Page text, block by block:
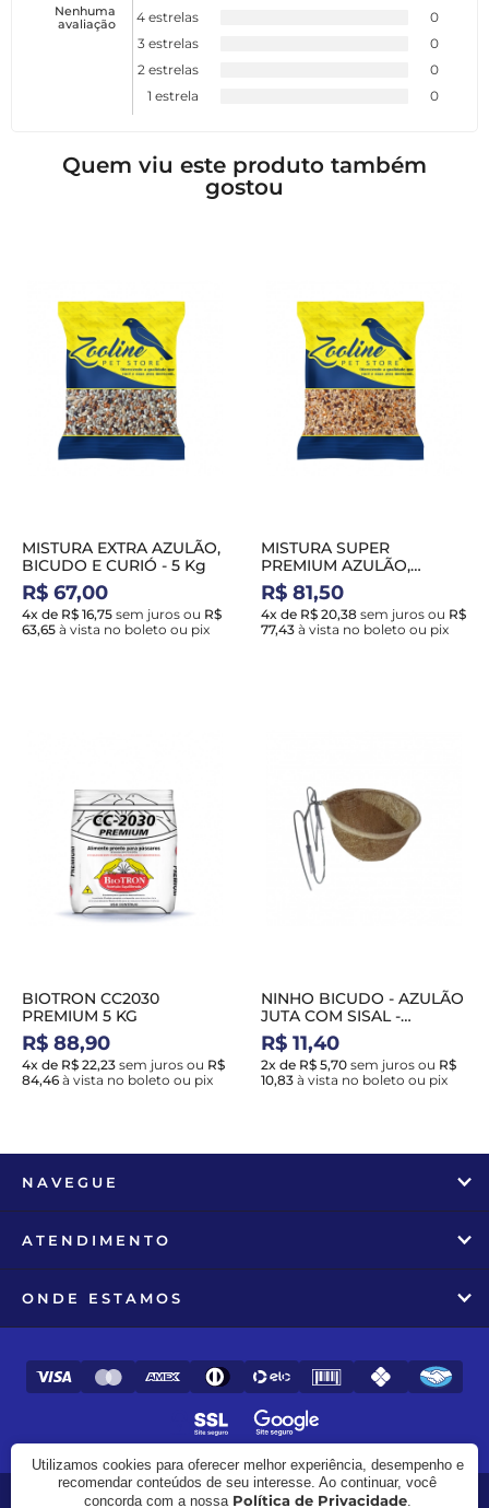
Nenhuma
avaliação
4 estrelas
0
3 estrelas
0
2 estrelas
0
1 estrela
0
Quem viu este produto também
gostou
MISTURA EXTRA AZULÃO,
BICUDO E CURIÓ - 5 Kg
R$ 67,00
4x de R$ 16,75 sem juros ou R$
63,65 à vista no boleto ou pix
MISTURA SUPER
PREMIUM AZULÃO,
BICUDO E CURIÓ - 5 Kg
R$ 81,50
4x de R$ 20,38 sem juros ou R$
77,43 à vista no boleto ou pix
BIOTRON CC2030
PREMIUM 5 KG
R$ 88,90
4x de R$ 22,23 sem juros ou R$
84,46 à vista no boleto ou pix
NINHO BICUDO - AZULÃO
JUTA COM SISAL -
HADASSA NH26
R$ 11,40
2x de R$ 5,70 sem juros ou R$
10,83 à vista no boleto ou pix
NAVEGUE
ATENDIMENTO
ONDE ESTAMOS
Utilizamos cookies para oferecer melhor experiência, desempenho e
recomendar conteúdos de seu interesse. Ao continuar, você
concorda com a nossa Política de Privacidade.